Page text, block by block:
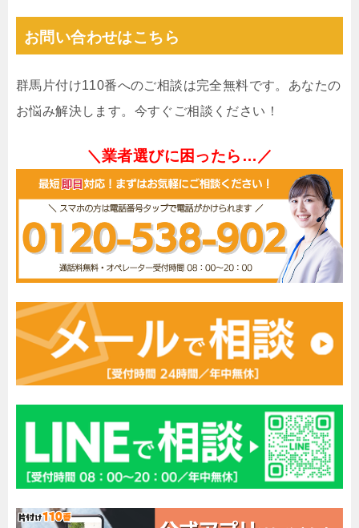
お問い合わせはこちら
群馬片付け110番へのご相談は完全無料です。あなたの
お悩み解決します。今すぐご相談ください！
＼業者選びに困ったら…／